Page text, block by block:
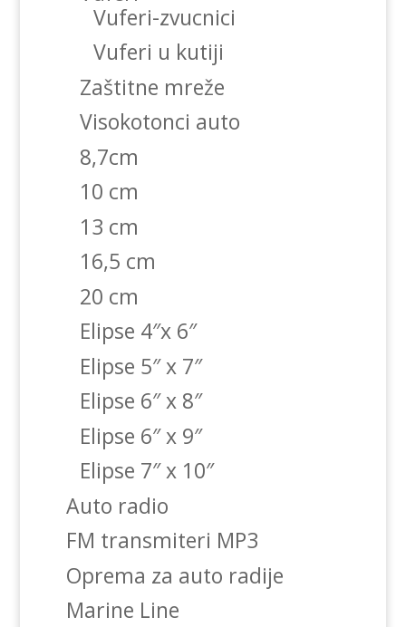
Vuferi-zvucnici
Vuferi u kutiji
Zaštitne mreže
Visokotonci auto
8,7cm
10 cm
13 cm
16,5 cm
20 cm
Elipse 4″x 6″
Elipse 5″ x 7″
Elipse 6″ x 8″
Elipse 6″ x 9″
Elipse 7″ x 10″
Auto radio
FM transmiteri MP3
Oprema za auto radije
Marine Line